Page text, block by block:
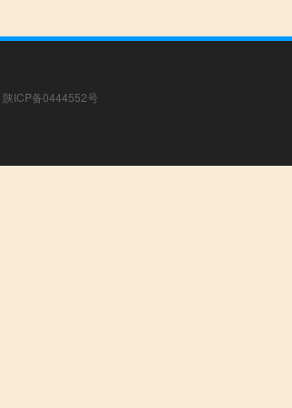
陕ICP备0444552号